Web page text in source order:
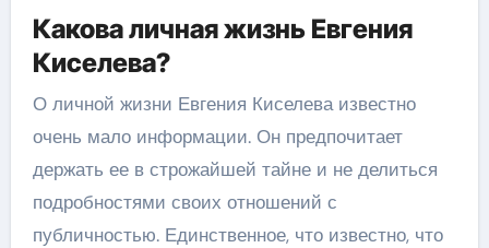
Какова личная жизнь Евгения
Киселева?
О личной жизни Евгения Киселева известно
очень мало информации. Он предпочитает
держать ее в строжайшей тайне и не делиться
подробностями своих отношений с
публичностью. Единственное, что известно, что